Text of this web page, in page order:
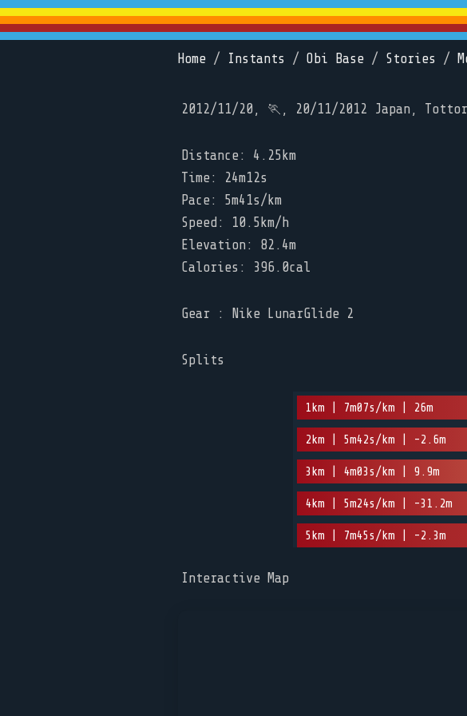
Home / Instants / Obi Base / Stories /
2012/11/20, 🏃, 20/11/2012 Japan,
Distance: 4.25km
Time: 24m12s
Pace: 5m41s/km
Speed: 10.5km/h
Elevation: 82.4m
Calories: 396.0cal
Gear : Nike LunarGlide 2
Splits
1km | 7m07s/km | 26m
2km | 5m42s/km | -2.6m
3km | 4m03s/km | 9.9m
4km | 5m24s/km | -31.2m
5km | 7m45s/km | -2.3m
Interactive Map